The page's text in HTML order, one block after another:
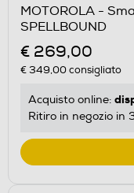
MOTOROLA -
SPELLBOUND
€ 269,00
€ 349,00consigliato
Acquisto online:
Ritiro in negozio in